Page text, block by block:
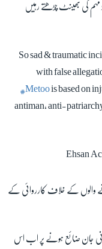
مہم کی بھینٹ چڑھتے رہیں
So sad & traumatic
with false
#Metoois based on
antiman, anti-
والوں کے خلاف کارروائی کے
جان ضائع ہونے پر اب اس